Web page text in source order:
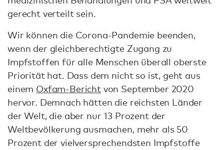
gerecht verteilt sein.
Wir können die Corona-Pandemie beenden,
wenn der gleichberechtigte Zugang zu
Impfstoffen für alle Menschen überall oberste
Priorität hat. Dass dem nicht so ist, geht aus
einem Oxfam-Berichtvon September 2020
hervor. Demnach hätten die reichsten Länder
der Welt, die aber nur 13 Prozent der
Weltbevölkerung ausmachen, mehr als 50
Prozent der vielversprechendsten Impfstoffe